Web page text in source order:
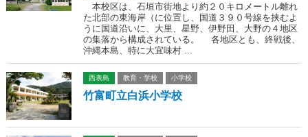
本校区は、石垣市街地より約２０キロメートル離れ
た北部の東海岸（に位置し、国道３９０号線を挟むよ
うに国道沿いに、大里、星野、伊野田、大野の４地区
の集落から構成されている。 各地区とも、終戦後、
沖縄本島、特に大宜味村 ...
西表島 教育・学校 小学校
竹富町立白浜小学校